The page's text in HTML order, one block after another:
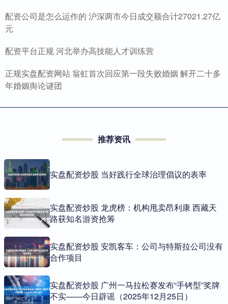
配资公司是怎么运作的 沪深两市今日成交额合计27021.27亿
元
配资平台正规 河北举办高技能人才训练营
正规实盘配资网站 翁虹首次回应第一段失败婚姻 解开二十多
年婚姻舆论谜团
推荐资讯
实盘配资炒股 当好践行全球治理倡议的表率
实盘配资炒股 龙虎榜：机构甩卖昂利康 西藏天
路获知名游资抢筹
实盘配资炒股 安凯客车：公司与特斯拉公司没有
合作项目
实盘配资炒股 广州一马拉松赛发布“手铐型”奖牌
不实——今日辟谣（2025年12月25日）